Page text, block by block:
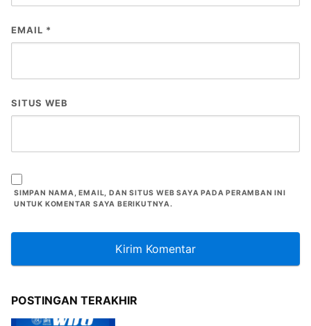
EMAIL *
SITUS WEB
SIMPAN NAMA, EMAIL, DAN SITUS WEB SAYA PADA PERAMBAN INI
UNTUK KOMENTAR SAYA BERIKUTNYA.
POSTINGAN TERAKHIR